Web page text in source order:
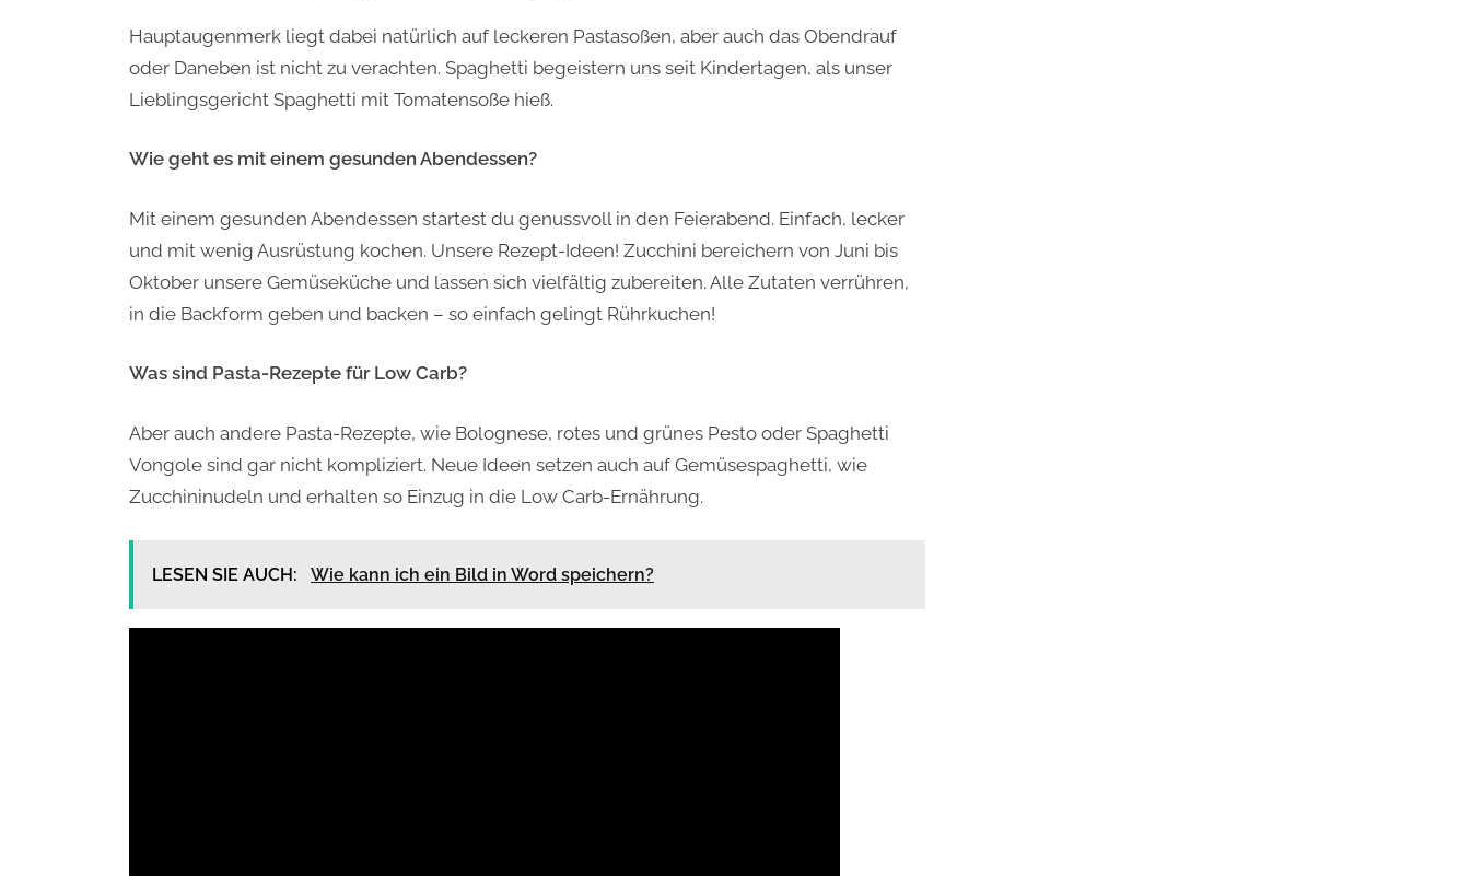
Hauptaugenmerk liegt dabei natürlich auf leckeren Pastasoßen, aber auch das Obendrauf
oder Daneben ist nicht zu verachten. Spaghetti begeistern uns seit Kindertagen, als unser
Lieblingsgericht Spaghetti mit Tomatensoße hieß.
Wie geht es mit einem gesunden Abendessen?
Mit einem gesunden Abendessen startest du genussvoll in den Feierabend. Einfach, lecker
und mit wenig Ausrüstung kochen. Unsere Rezept-Ideen! Zucchini bereichern von Juni bis
Oktober unsere Gemüseküche und lassen sich vielfältig zubereiten. Alle Zutaten verrühren,
in die Backform geben und backen – so einfach gelingt Rührkuchen!
Was sind Pasta-Rezepte für Low Carb?
Aber auch andere Pasta-Rezepte, wie Bolognese, rotes und grünes Pesto oder Spaghetti
Vongole sind gar nicht kompliziert. Neue Ideen setzen auch auf Gemüsespaghetti, wie
Zucchininudeln und erhalten so Einzug in die Low Carb-Ernährung.
LESEN SIE AUCH: Wie kann ich ein Bild in Word speichern?